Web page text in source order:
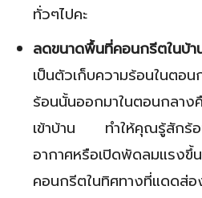
ทั่วๆไปคะ
ลดขนาดพื้นที่คอนกรีตในบ้า
เป็นตัวเก็บความร้อนในตอ
ร้อนนั้นออกมาในตอนกลาง
เข้าบ้าน ทำให้คุณรู้สักร้อ
อากาศหรือเปิดพัดลมแร
คอนกรีตในทิศทางที่แดดส่อ